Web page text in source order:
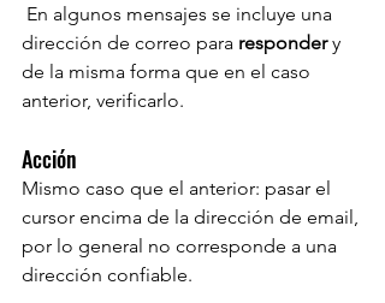
dirección de correo para responder y
de la misma forma que en el caso
anterior, verificarlo.
Acción
Mismo caso que el anterior: pasar el
cursor encima de la dirección de email,
por lo general no corresponde a una
dirección confiable.